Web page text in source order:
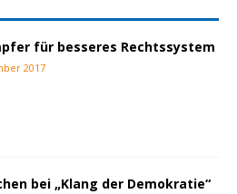
für besseres Rechtssystem
2017
bei „Klang der Demokratie“